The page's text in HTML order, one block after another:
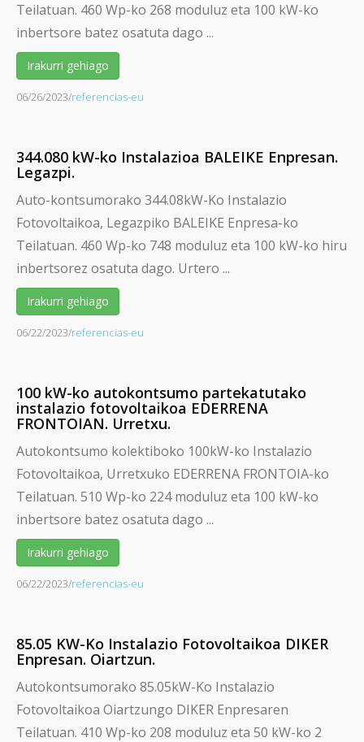
Teilatuan. 460 Wp-ko 268 moduluz eta 100 kW-ko
inbertsore batez osatuta dago ...
Irakurri gehiago
06/26/2023/referencias-eu
344.080 kW-ko Instalazioa BALEIKE Enpresan.
Legazpi.
Auto-kontsumorako 344.08kW-Ko Instalazio
Fotovoltaikoa, Legazpiko BALEIKE Enpresa-ko
Teilatuan. 460 Wp-ko 748 moduluz eta 100 kW-ko hiru
inbertsorez osatuta dago. Urtero ...
Irakurri gehiago
06/22/2023/referencias-eu
100 kW-ko autokontsumo partekatutako
instalazio fotovoltaikoa EDERRENA
FRONTOIAN. Urretxu.
Autokontsumo kolektiboko 100kW-ko Instalazio
Fotovoltaikoa, Urretxuko EDERRENA FRONTOIA-ko
Teilatuan. 510 Wp-ko 224 moduluz eta 100 kW-ko
inbertsore batez osatuta dago ...
Irakurri gehiago
06/22/2023/referencias-eu
85.05 KW-Ko Instalazio Fotovoltaikoa DIKER
Enpresan. Oiartzun.
Autokontsumorako 85.05kW-Ko Instalazio
Fotovoltaikoa Oiartzungo DIKER Enpresaren
Teilatuan. 410 Wp-ko 208 moduluz eta 50 kW-ko 2